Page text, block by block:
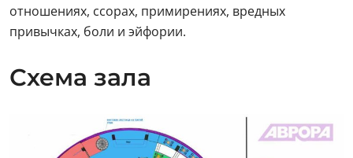
отношениях, ссорах, примирениях, вредных
привычках, боли и эйфории.
Схема зала